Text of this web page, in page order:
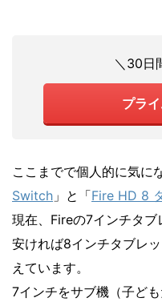
＼30日
プラ
ここまでで個人的に気に
Switch 」と「Fire HD 8
現在、Fireの7インチタブ
安ければ8インチタブレ
えています。
7インチをサブ機（子ど